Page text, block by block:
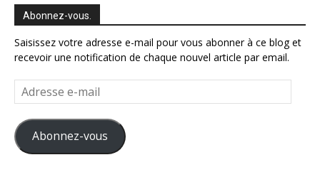
Abonnez-vous.
Saisissez votre adresse e-mail pour vous abonner à ce blog et
recevoir une notification de chaque nouvel article par email.
Adresse
e-
mail
Abonnez-vous